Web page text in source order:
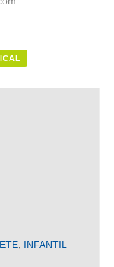
, INFANTIL